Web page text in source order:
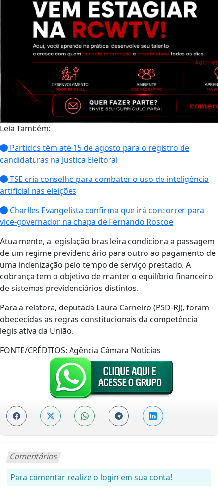
Leia Também:
Partidos têm até 15 de agosto para o registro de
candidaturas na Justiça Eleitoral
TSE cria conselho para combater o uso de inteligência
artificial nas eleições
Charlles Evangelista confirma que irá concorrer para
vice-governador na chapa de Fernando Roscoe
Atualmente, a legislação brasileira condiciona a passagem
de um regime previdenciário para outro ao pagamento de
uma indenização pelo tempo de serviço prestado. A
cobrança tem o objetivo de manter o equilíbrio financeiro
de sistemas previdenciários distintos.
Para a relatora, deputada Laura Carneiro (PSD-RJ), foram
obedecidas as regras constitucionais da competência
legislativa da União.
FONTE/CRÉDITOS: Agência Câmara Notícias
Comentários
Para comentar realize o login em sua conta!